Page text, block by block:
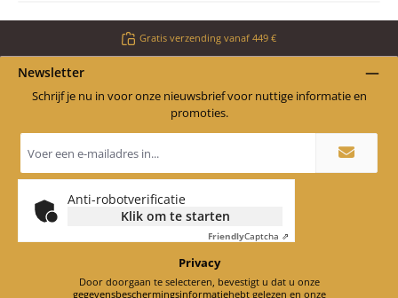
Gratis verzending vanaf 449 €
Newsletter
Schrijf je nu in voor onze nieuwsbrief voor nuttige informatie en
promoties.
mailadres
*
Anti-robotverificatie
Klik om te starten
FriendlyCaptcha ⇗
Privacy
Door doorgaan te selecteren, bevestigt u dat u onze
gegevensbeschermingsinformatie
hebt gelezen en onze